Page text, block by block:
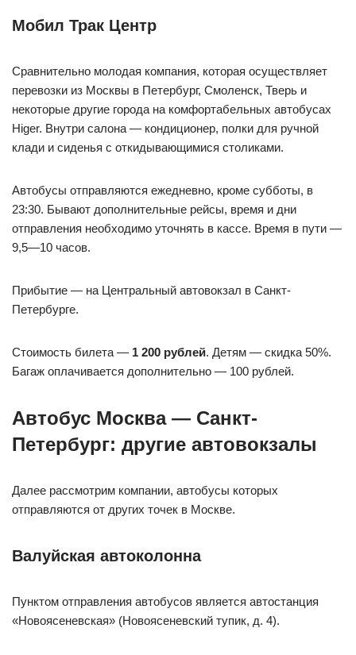
Мобил Трак Центр
Сравнительно молодая компания, которая осуществляет
перевозки из Москвы в Петербург, Смоленск, Тверь и
некоторые другие города на комфортабельных автобусах
Higer. Внутри салона — кондиционер, полки для ручной
клади и сиденья с откидывающимися столиками.
Автобусы отправляются ежедневно, кроме субботы, в
23:30. Бывают дополнительные рейсы, время и дни
отправления необходимо уточнять в кассе. Время в пути —
9,5—10 часов.
Прибытие — на Центральный автовокзал в Санкт-
Петербурге.
Стоимость билета — 1 200 рублей. Детям — скидка 50%.
Багаж оплачивается дополнительно — 100 рублей.
Автобус Москва — Санкт-
Петербург: другие автовокзалы
Далее рассмотрим компании, автобусы которых
отправляются от других точек в Москве.
Валуйская автоколонна
Пунктом отправления автобусов является автостанция
«Новоясеневская» (Новоясеневский тупик, д. 4).